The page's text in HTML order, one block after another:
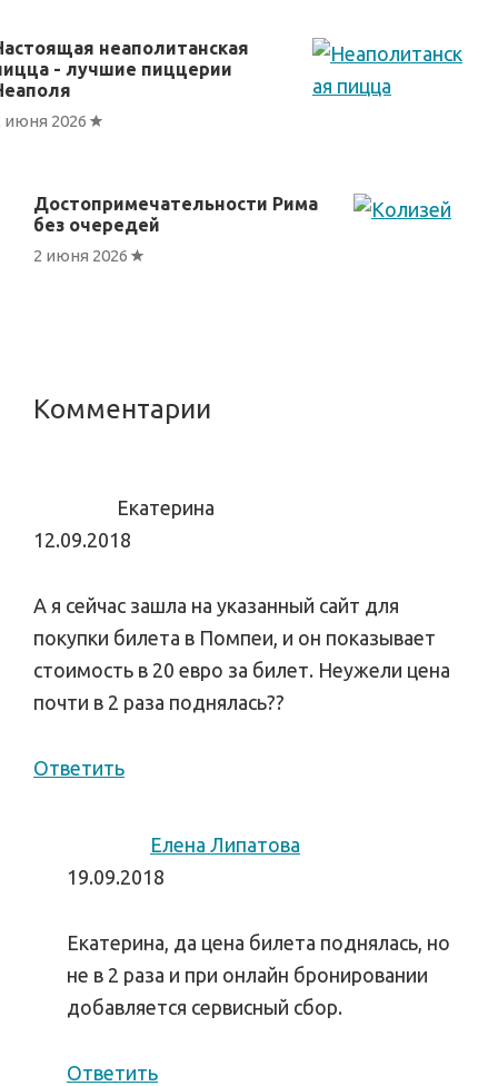
неаполитанская
- лучшие пиццерии
июня 2026
Достопримечательности Рима
без очередей
2 июня 2026
Reader
Комментарии
Екатерина
12.09.2018
А я сейчас зашла на указанный сайт для
покупки билета в Помпеи, и он показывает
стоимость в 20 евро за билет. Неужели цена
почти в 2 раза поднялась??
Ответить
Елена Липатова
19.09.2018
Екатерина, да цена билета поднялась, но
не в 2 раза и при онлайн бронировании
добавляется сервисный сбор.
Ответить